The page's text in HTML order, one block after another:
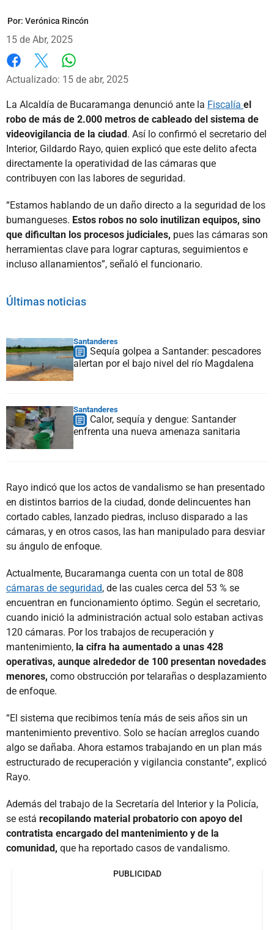
Por: Verónica Rincón
15 de Abr, 2025
Facebook
X
Actualizado: 15 de abr, 2025
La Alcaldía de Bucaramanga denunció ante la Fiscalía el
robo de más de 2.000 metros de cableado del sistema de
videovigilancia de la ciudad. Así lo confirmó el secretario del
Interior, Gildardo Rayo, quien explicó que este delito afecta
directamente la operatividad de las cámaras que
contribuyen con las labores de seguridad.
“Estamos hablando de un daño directo a la seguridad de los
bumangueses. Estos robos no solo inutilizan equipos, sino
que dificultan los procesos judiciales, pues las cámaras son
herramientas clave para lograr capturas, seguimientos e
incluso allanamientos”, señaló el funcionario.
Últimas noticias
Santanderes
Sequía golpea a Santander: pescadores
alertan por el bajo nivel del río Magdalena
Santanderes
Calor, sequía y dengue: Santander
enfrenta una nueva amenaza sanitaria
Rayo indicó que los actos de vandalismo se han presentado
en distintos barrios de la ciudad, donde delincuentes han
cortado cables, lanzado piedras, incluso disparado a las
cámaras, y en otros casos, las han manipulado para desviar
su ángulo de enfoque.
Actualmente, Bucaramanga cuenta con un total de 808
cámaras de seguridad, de las cuales cerca del 53 % se
encuentran en funcionamiento óptimo. Según el secretario,
cuando inició la administración actual solo estaban activas
120 cámaras. Por los trabajos de recuperación y
mantenimiento, la cifra ha aumentado a unas 428
operativas, aunque alrededor de 100 presentan novedades
menores, como obstrucción por telarañas o desplazamiento
de enfoque.
“El sistema que recibimos tenía más de seis años sin un
mantenimiento preventivo. Solo se hacían arreglos cuando
algo se dañaba. Ahora estamos trabajando en un plan más
estructurado de recuperación y vigilancia constante”, explicó
Rayo.
Además del trabajo de la Secretaría del Interior y la Policía,
se está recopilando material probatorio con apoyo del
contratista encargado del mantenimiento y de la
comunidad, que ha reportado casos de vandalismo.
PUBLICIDAD